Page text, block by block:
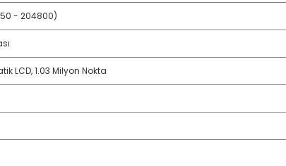
50 - 204800)
LCD, 1.03 Milyon Nokta